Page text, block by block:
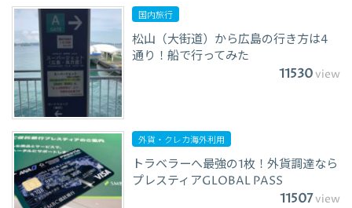
国内旅行
松山（大街道）から広島の行き方は4
通り！船で行ってみた
11530view
外貨・クレカ海外利用
トラベラーへ最強の1枚！外貨調達なら
プレスティアGLOBAL PASS
11507view